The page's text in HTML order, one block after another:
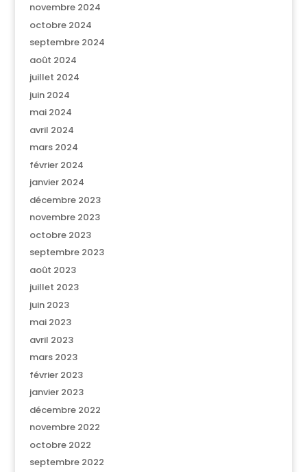
novembre 2024
octobre 2024
septembre 2024
août 2024
juillet 2024
juin 2024
mai 2024
avril 2024
mars 2024
février 2024
janvier 2024
décembre 2023
novembre 2023
octobre 2023
septembre 2023
août 2023
juillet 2023
juin 2023
mai 2023
avril 2023
mars 2023
février 2023
janvier 2023
décembre 2022
novembre 2022
octobre 2022
septembre 2022